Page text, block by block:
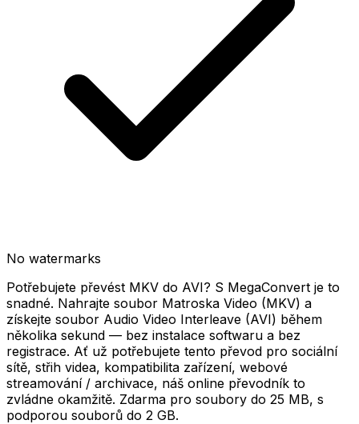
No watermarks
Potřebujete převést MKV do AVI? S MegaConvert je to
snadné. Nahrajte soubor Matroska Video (MKV) a
získejte soubor Audio Video Interleave (AVI) během
několika sekund — bez instalace softwaru a bez
registrace. Ať už potřebujete tento převod pro sociální
sítě, střih videa, kompatibilita zařízení, webové
streamování / archivace, náš online převodník to
zvládne okamžitě. Zdarma pro soubory do 25 MB, s
podporou souborů do 2 GB.